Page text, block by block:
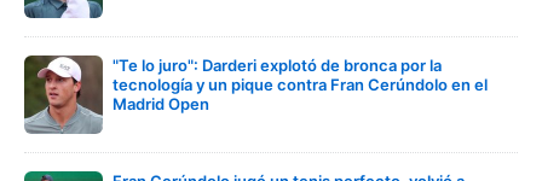
"Te lo juro": Darderi explotó de bronca por la
tecnología y un pique contra Fran Cerúndolo en el
Madrid Open